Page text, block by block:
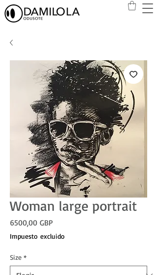
Woman large portrait
6500,00 GBPPrecio
Impuesto excluido
Size *